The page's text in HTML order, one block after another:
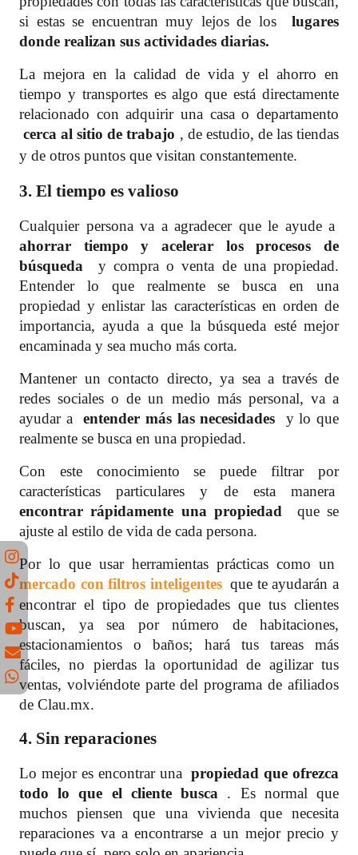
si estas se encuentran muy lejos de los
lugares
donde realizan sus actividades diarias.
La mejora en la calidad de vida y el ahorro en
tiempo y transportes es algo que está directamente
relacionado con adquirir una casa o departamento
cerca al sitio de trabajo , de estudio, de las tiendas
y de otros puntos que visitan constantemente.
3. El tiempo es valioso
Cualquier persona va a agradecer que le ayude a
ahorrar tiempo y acelerar los procesos de
búsqueda
y compra o venta de una propiedad.
Entender lo que realmente se busca en una
propiedad y enlistar las características en orden de
importancia, ayuda a que la búsqueda esté mejor
encaminada y sea mucho más corta.
Mantener un contacto directo, ya sea a través de
redes sociales o de un medio más personal, va a
ayudar aentender más las necesidades
y lo que
realmente se busca en una propiedad.
Con este conocimiento se puede filtrar por
características particulares y de esta manera
encontrar rápidamente una propiedad que se
ajuste al estilo de vida de cada persona.
Por lo que usar herramientas prácticas como un
mercado con filtros inteligentes que te ayudarán a
encontrar el tipo de propiedades que tus clientes
buscan, ya sea por número de habitaciones,
estacionamientos o baños; hará tus tareas más
fáciles, no pierdas la oportunidad de agilizar tus
ventas, volviéndote parte del programa de afiliados
de Clau.mx.
4. Sin reparaciones
Lo mejor es encontrar una propiedad que ofrezca
todo lo que el cliente busca . Es normal que
muchos piensen que una vivienda que necesita
reparaciones va a encontrarse a un mejor precio y